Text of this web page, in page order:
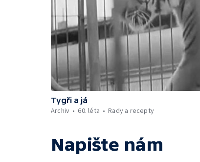
Tygři a já
Archiv
60. léta Rady a recepty
Napište nám